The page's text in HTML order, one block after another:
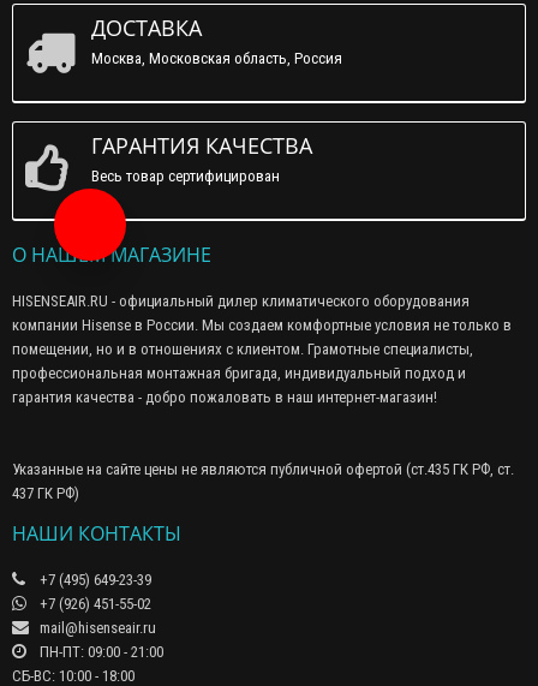
ДОСТАВКА
Москва, Московская область, Россия
ГАРАНТИЯ КАЧЕСТВА
Весь товар сертифицирован
О НАШЕМ МАГАЗИНЕ
HISENSEAIR.RU - официальный дилер климатического оборудования
компании Hisense в России. Мы создаем комфортные условия не только в
помещении, но и в отношениях с клиентом. Грамотные специалисты,
профессиональная монтажная бригада, индивидуальный подход и
гарантия качества - добро пожаловать в наш интернет-магазин!
Указанные на сайте цены не являются публичной офертой (ст.435 ГК РФ, cт.
437 ГК РФ)
НАШИ КОНТАКТЫ
+7 (495) 649-23-39
+7 (926) 451-55-02
mail@hisenseair.ru
ПН-ПТ: 09:00 - 21:00
СБ-ВС: 10:00 - 18:00